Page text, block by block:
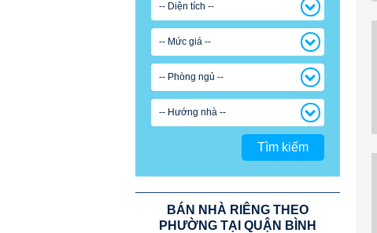
-- Diện tích --
-- Mức giá --
-- Phòng ngủ --
-- Hướng nhà --
Tìm kiếm
BÁN NHÀ RIÊNG THEO
PHƯỜNG TẠI QUẬN BÌNH